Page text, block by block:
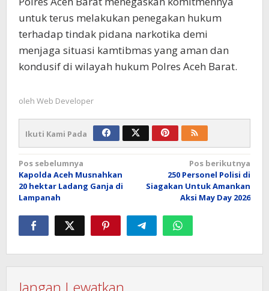
untuk terus melakukan penegakan hukum
terhadap tindak pidana narkotika demi
menjaga situasi kamtibmas yang aman dan
kondusif di wilayah hukum Polres Aceh Barat.
oleh Web Developer
Ikuti Kami Pada
Navigasi
pos
Pos sebelumnya
Kapolda Aceh Musnahkan
20 hektar Ladang Ganja di
Lampanah
Pos berikutnya
250 Personel Polisi di
Siagakan Untuk Amankan
Aksi May Day 2026
Jangan Lewatkan